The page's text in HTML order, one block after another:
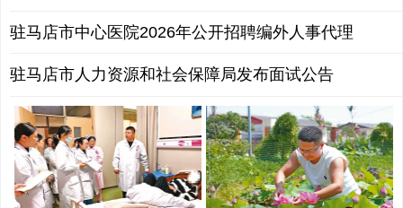
驻马店市中心医院2026年公开招聘编外人事代理
驻马店市人力资源和社会保障局发布面试公告